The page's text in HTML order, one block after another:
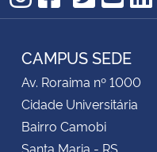
Instagram
Facebook
TikTok
Twitter
CAMPUS SEDE
Av. Roraima nº 1000
Cidade Universitária
Bairro Camobi
Santa Maria - RS